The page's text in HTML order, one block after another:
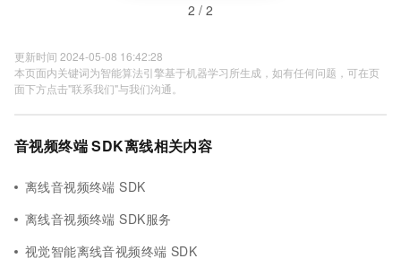
2 / 2
更新时间 2024-05-08 16:42:28
本页面内关键词为智能算法引擎基于机器学习所生成，如有任何问题，可在页
面下方点击"联系我们"与我们沟通。
音视频终端 SDK离线相关内容
离线音视频终端 SDK
离线音视频终端 SDK服务
视觉智能离线音视频终端 SDK